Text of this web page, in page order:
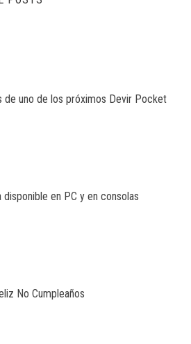
de uno de los próximos Devir Pocket
disponible en PC y en consolas
No Cumpleaños